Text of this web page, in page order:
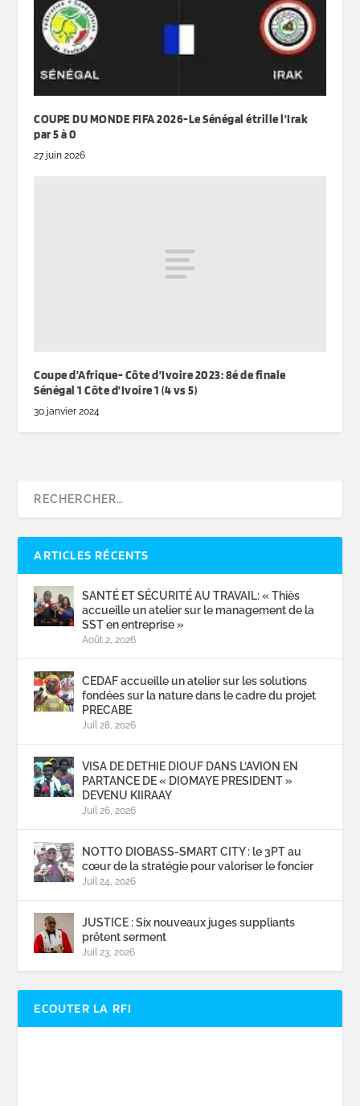
COUPE DU MONDE FIFA 2026-Le Sénégal étrille l’Irak
par 5 à 0
27 juin 2026
Coupe d’Afrique- Côte d’Ivoire 2023: 8é de finale
Sénégal 1 Côte d’Ivoire 1 (4 vs 5)
30 janvier 2024
ARTICLES RÉCENTS
SANTÉ ET SÉCURITÉ AU TRAVAIL: « Thiès
accueille un atelier sur le management de la
SST en entreprise »
Août 2, 2026
CEDAF accueille un atelier sur les solutions
fondées sur la nature dans le cadre du projet
PRECABE
Juil 28, 2026
VISA DE DETHIE DIOUF DANS L’AVION EN
PARTANCE DE « DIOMAYE PRESIDENT »
DEVENU KIIRAAY
Juil 26, 2026
NOTTO DIOBASS-SMART CITY : le 3PT au
cœur de la stratégie pour valoriser le foncier
Juil 24, 2026
JUSTICE : Six nouveaux juges suppliants
prêtent serment
Juil 23, 2026
ECOUTER LA RFI